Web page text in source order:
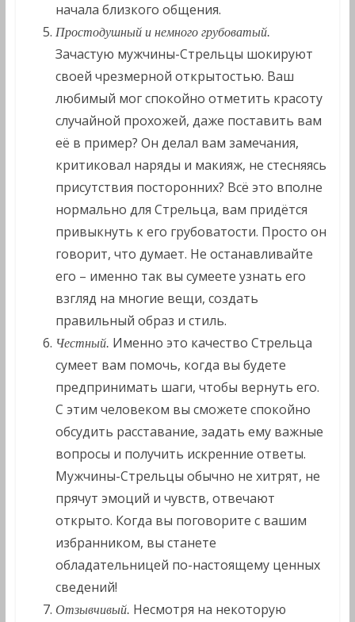
начала близкого общения.
Простодушный и немного грубоватый.
Зачастую мужчины-Стрельцы шокируют
своей чрезмерной открытостью. Ваш
любимый мог спокойно отметить красоту
случайной прохожей, даже поставить вам
её в пример? Он делал вам замечания,
критиковал наряды и макияж, не стесняясь
присутствия посторонних? Всё это вполне
нормально для Стрельца, вам придётся
привыкнуть к его грубоватости. Просто он
говорит, что думает. Не останавливайте
его – именно так вы сумеете узнать его
взгляд на многие вещи, создать
правильный образ и стиль.
Честный. Именно это качество Стрельца
сумеет вам помочь, когда вы будете
предпринимать шаги, чтобы вернуть его.
С этим человеком вы сможете спокойно
обсудить расставание, задать ему важные
вопросы и получить искренние ответы.
Мужчины-Стрельцы обычно не хитрят, не
прячут эмоций и чувств, отвечают
открыто. Когда вы поговорите с вашим
избранником, вы станете
обладательницей по-настоящему ценных
сведений!
Отзывчивый. Несмотря на некоторую